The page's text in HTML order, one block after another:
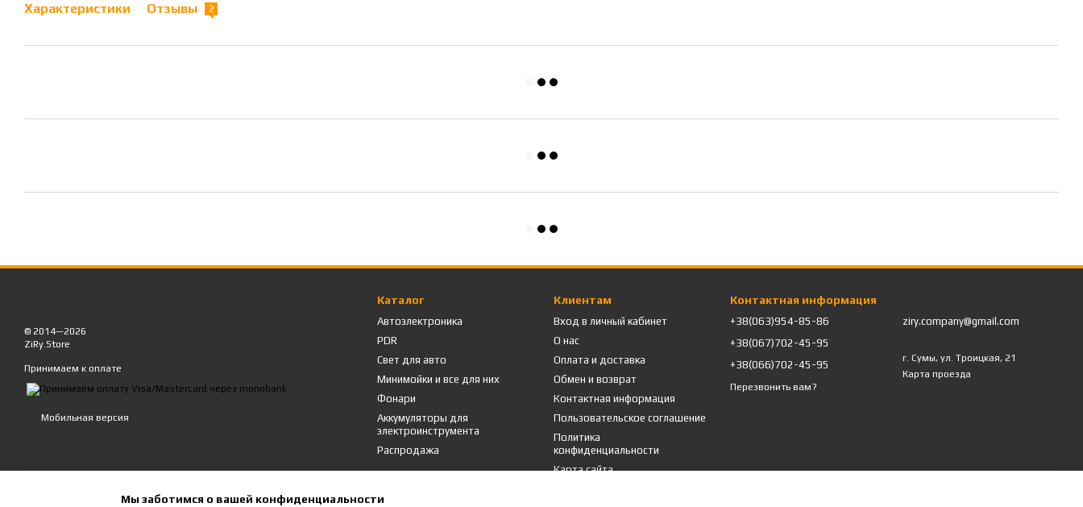
Характеристики Отзывы 2
© 2014—2026
ZiRy.Store
Принимаем к оплате
Мобильная версия
Каталог
Автоэлектроника
PDR
Свет для авто
Минимойки и все для них
Фонари
Аккумуляторы для
электроинструмента
Распродажа
Клиентам
Вход в личный кабинет
О нас
Оплата и доставка
Обмен и возврат
Контактная информация
Пользовательское соглашение
Политика
конфиденциальности
Карта сайта
Контактная информация
+38(063)954-85-86
+38(067)702-45-95
+38(066)702-45-95
Перезвонить вам?
ziry.company@gmail.com
г. Сумы, ул. Троицкая, 21
Карта проезда
Мы заботимся о вашей конфиденциальности